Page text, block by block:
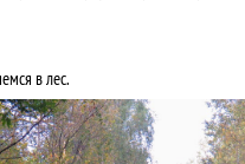
в лес.